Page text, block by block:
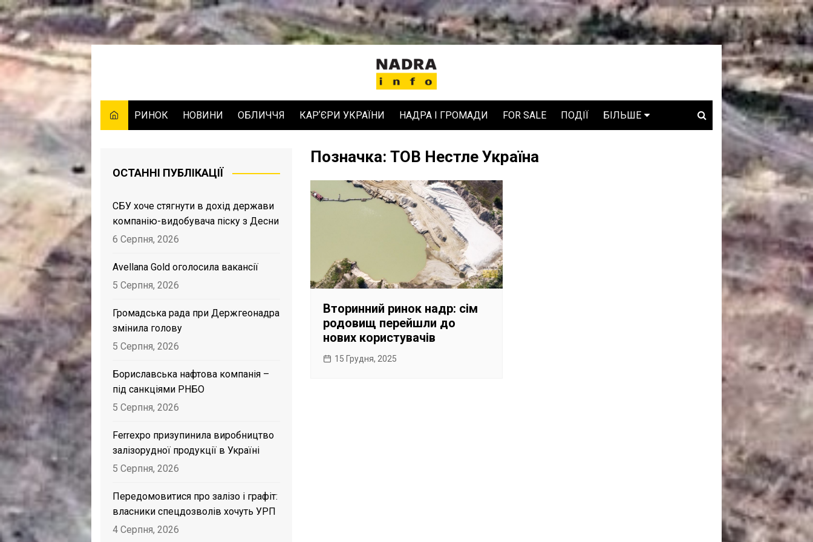
Skip
to
РИНОК НОВИНИ ОБЛИЧЧЯ КАРʼЄРИ УКРАЇНИ НАДРА І ГРОМАДИ FOR SALE ПОДІЇ БІЛЬШЕ
Позначка:ТОВ Нестле Україна
Вторинний ринок надр: сім
родовищ перейшли до
нових користувачів
15 Грудня, 2025
ОСТАННІ ПУБЛІКАЦІЇ
СБУ хоче стягнути в дохід держави
компанію-видобувача піску з Десни
6 Серпня, 2026
Avellana Gold оголосила вакансії
5 Серпня, 2026
Громадська рада при Держгеонадра
змінила голову
5 Серпня, 2026
Бориславська нафтова компанія –
під санкціями РНБО
5 Серпня, 2026
Ferrexpo призупинила виробництво
залізорудної продукції в Україні
5 Серпня, 2026
Передомовитися про залізо і графіт:
власники спецдозволів хочуть УРП
4 Серпня, 2026